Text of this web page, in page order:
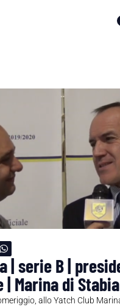
| serie B |
Marina di Stabia
allo Yatch Club